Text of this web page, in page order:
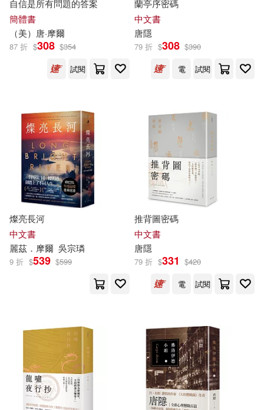
FLIPFLOPs(60)
柯南．道爾(60)
坂田信弘(58) 萬乘大智(58)
（唐）陸羽(57)
首爾大學語言教育院(53)
（美）亨利·戴維·梭羅(53)
(英)柯南道爾(51) 唐頤(50)
虎井シグマ(50)
唐 義淨譯(47)
科學出版社(479)
Deutsche Grammophon(435)
人民文學出版社(433)
東立(428)
社會科學文獻出版社(392)
人民郵電出版社(362)
譯林出版社(353)
北京大學出版社(344)
中國社會科學出版社(326)
Linfair Records Limited(311)
人民出版社(310)
可菲律賓店取(46192)
上市日期 (可複選)
一個月內上市新品(459)
本週上市新品(81)
電子書 (可複選)
適合手機平板閱讀(3427)
適合平板閱讀(1808)
(可複選)
現在可購買商品(25547)
自信是所有問題的答案
簡體書
（美） 唐·摩爾
87 折 $308 $354
試閱
蘭亭序密碼
中文書
唐隱
79 折 $308 $390
電
試閱
燦亮長河
中文書
麗茲． 摩爾 吳宗璘
9 折 $539 $599
推背圖密碼
中文書
唐隱
79 折 $331 $420
電
試閱